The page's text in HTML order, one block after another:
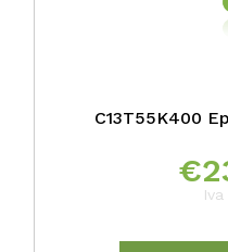
C13T55K400
€